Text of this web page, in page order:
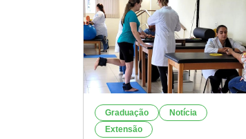
Graduação
Notícia
Extensão